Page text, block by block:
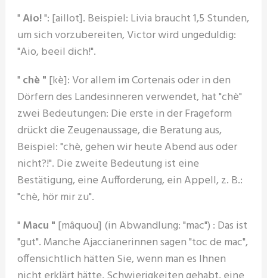
"Aio!": [aillot]. Beispiel: Livia braucht 1,5 Stunden,
um sich vorzubereiten, Victor wird ungeduldig:
"Aio, beeil dich!".
" chè " [kè]: Vor allem im Cortenais oder in den
Dörfern des Landesinneren verwendet, hat "chè"
zwei Bedeutungen: Die erste in der Frageform
drückt die Zeugenaussage, die Beratung aus,
Beispiel: "chè, gehen wir heute Abend aus oder
nicht?!". Die zweite Bedeutung ist eine
Bestätigung, eine Aufforderung, ein Appell, z. B.:
"chè, hör mir zu".
" Macu " [mâquou] (in Abwandlung: "mac") : Das ist
"gut". Manche Ajaccianerinnen sagen "toc de mac",
offensichtlich hätten Sie, wenn man es Ihnen